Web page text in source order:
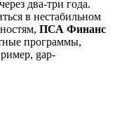
два-три года.
в нестабильном
ПСА Финанс
программы,
gap-